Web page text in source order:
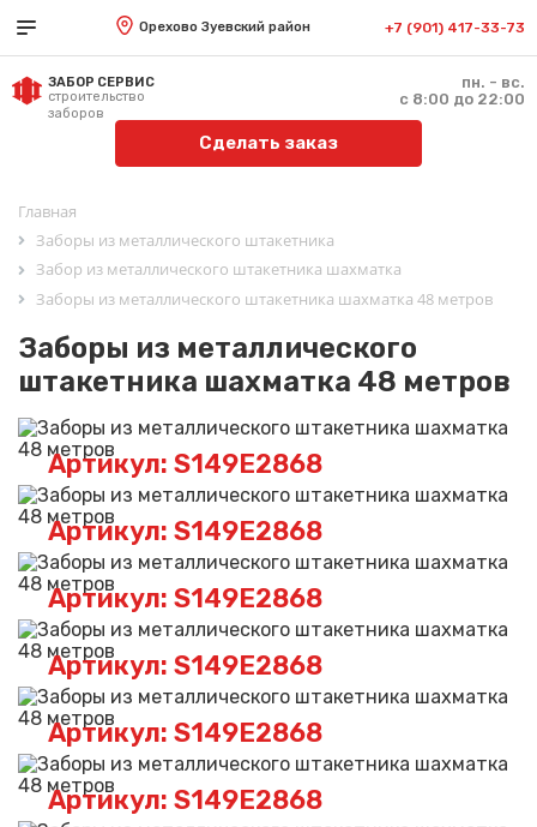
Орехово Зуевский район +7 (901) 417-33-73
ЗАБОР СЕРВИС
строительство
заборов
пн. - вс.
с 8:00 до 22:00
Сделать заказ
Главная
Заборы из металлического штакетника
Забор из металлического штакетника шахматка
Заборы из металлического штакетника шахматка 48 метров
Заборы из металлического
штакетника шахматка 48 метров
Артикул: S149E2868
Артикул: S149E2868
Артикул: S149E2868
Артикул: S149E2868
Артикул: S149E2868
Артикул: S149E2868